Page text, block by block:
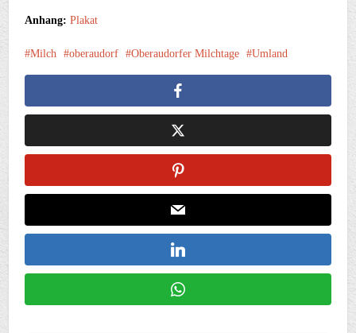
Anhang:Plakat
Milch oberaudorf Oberaudorfer Milchtage Umland